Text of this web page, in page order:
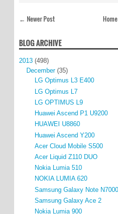
← Newer Post Home
BLOG ARCHIVE
2013 (498)
December (35)
LG Optimus L3 E400
LG Optimus L7
LG OPTIMUS L9
Huawei Ascend P1 U9200
HUAWEI U8860
Huawei Ascend Y200
Acer Cloud Mobile S500
Acer Liquid Z110 DUO
Nokia Lumia 510
NOKIA LUMIA 620
Samsung Galaxy Note N7000
Samsung Galaxy Ace 2
Nokia Lumia 900